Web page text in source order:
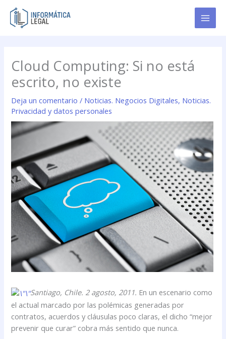
contenido
Cloud Computing: Si no está
escrito, no existe
Deja un comentario / Noticias. Negocios Digitales, Noticias.
Privacidad y datos personales
Santiago, Chile. 2 agosto, 2011. En un escenario como
el actual marcado por las polémicas generadas por
contratos, acuerdos y cláusulas poco claras, el dicho “mejor
prevenir que curar” cobra más sentido que nunca.